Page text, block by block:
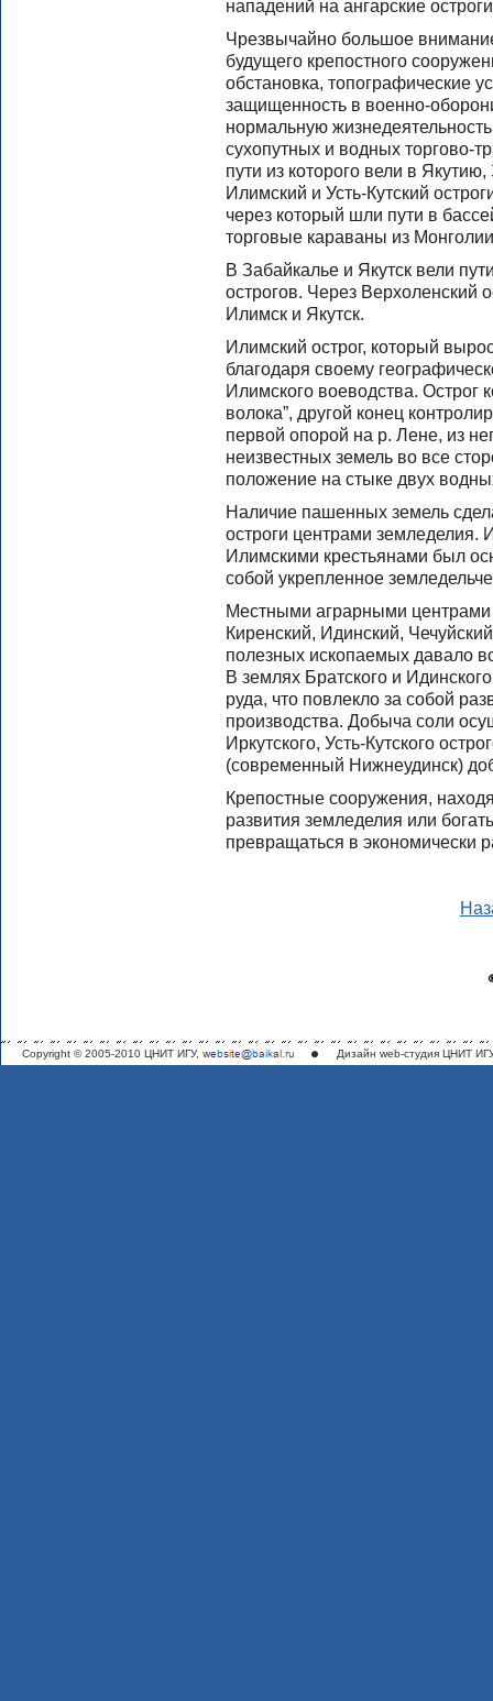
нападений на ангарские
Чрезвычайно большое
будущего крепостного
обстановка, топографические
защищенность в военно-
нормальную
сухопутных и водных торгово-
пути из которого вели в
Илимский и Усть-Кутский
через который шли пути в
торговые караваны из
В Забайкалье и Якутск вели
острогов. Через Верхоленский
Илимск и Якутск.
Илимский острог, который
благодаря своему
Илимского воеводства. Острог
волока”, другой конец
первой опорой на р. Лене, из
неизвестных земель во все
положение на стыке двух
Наличие пашенных земель
остроги центрами
Илимскими крестьянами был
собой укрепленное
Местными аграрными центрами
Киренский, Идинский,
полезных ископаемых давало
В землях Братского и
руда, что повлекло за собой
производства. Добыча соли
Иркутского, Усть-Кутского
(современный Нижнеудинск)
Крепостные сооружения,
развития земледелия или
превращаться в экономически
Copyright © 2005-2010 ЦНИТ ИГУ, Дизайн web-студия ЦНИТ